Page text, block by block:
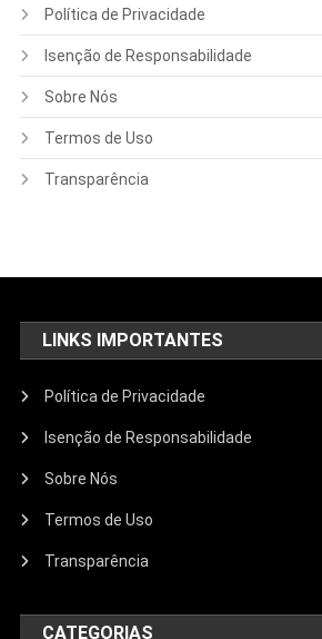
Política de Privacidade
Isenção de Responsabilidade
Sobre Nós
Termos de Uso
Transparência
LINKS IMPORTANTES
Política de Privacidade
Isenção de Responsabilidade
Sobre Nós
Termos de Uso
Transparência
CATEGORIAS